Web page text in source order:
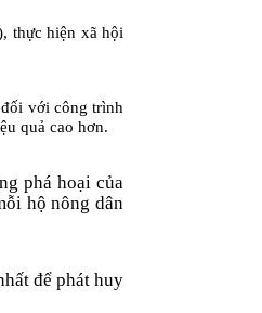
thực hiện xã hội
với công trình
quả cao hơn.
phá hoại của
hộ nông dân
để phát huy